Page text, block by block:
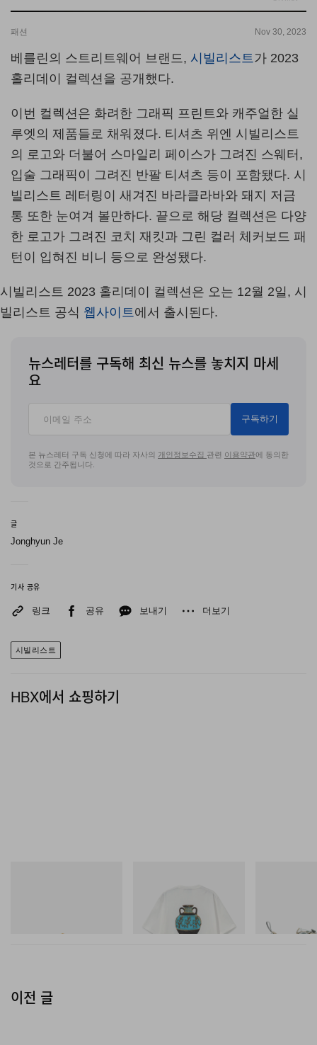
패션 Nov 30, 2023
베를린의 스트리트웨어 브랜드, 시빌리스트가 2023
홀리데이 컬렉션을 공개했다.
이번 컬렉션은 화려한 그래픽 프린트와 캐주얼한 실
루엣의 제품들로 채워졌다. 티셔츠 위엔 시빌리스트
의 로고와 더불어 스마일리 페이스가 그려진 스웨터,
입술 그래픽이 그려진 반팔 티셔츠 등이 포함됐다. 시
빌리스트 레터링이 새겨진 바라클라바와 돼지 저금
통 또한 눈여겨 볼만하다. 끝으로 해당 컬렉션은 다양
한 로고가 그려진 코치 재킷과 그린 컬러 체커보드 패
턴이 입혀진 비니 등으로 완성됐다.
시빌리스트 2023 홀리데이 컬렉션은 오는 12월 2일, 시
빌리스트 공식 웹사이트에서 출시된다.
뉴스레터를 구독해 최신 뉴스를 놓치지 마세
요
구독하기
본 뉴스레터 구독 신청에 따라 자사의 개인정보수집 관련 이용약관에 동의한
것으로 간주됩니다.
글
Jonghyun Je
기사 공유
링크 공유 보내기 더보기
시빌리스트
HBX에서 쇼핑하기
쇼핑하기
이전 글